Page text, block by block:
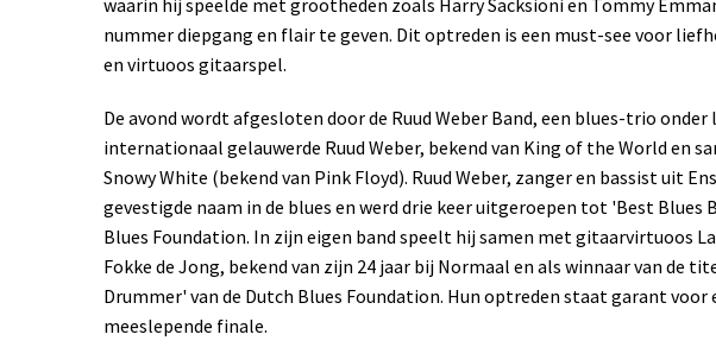
nummer diepgang en flair te geven. Dit optreden is een must-see voor
en virtuoos gitaarspel.
De avond wordt afgesloten door de Ruud Weber Band, een blues-trio onder
internationaal gelauwerde Ruud Weber, bekend van King of the World en
Snowy White (bekend van Pink Floyd). Ruud Weber, zanger en bassist uit
gevestigde naam in de blues en werd drie keer uitgeroepen tot 'Best Blues
Blues Foundation. In zijn eigen band speelt hij samen met gitaarvirtuoos
Fokke de Jong, bekend van zijn 24 jaar bij Normaal en als winnaar van de
Drummer' van de Dutch Blues Foundation. Hun optreden staat garant voor
meeslepende finale.